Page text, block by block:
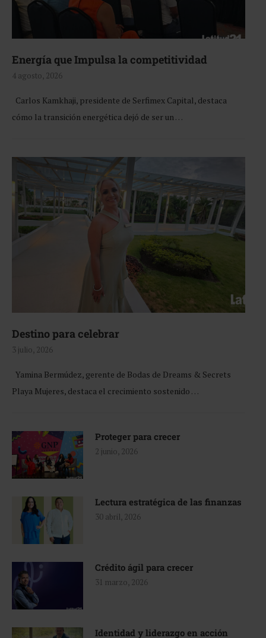
Energía que Impulsa la competitividad
4 agosto, 2026
Carlos Kamkhaji, presidente de Serfimex Capital, destaca
cómo la transición energética dejó de ser un …
Destino para celebrar
3 julio, 2026
Yamina Bermúdez, gerente de Bodas de Dreams & Secrets
Playa Mujeres, destaca el crecimiento sostenido …
Proteger para crecer
2 junio, 2026
Lectura estratégica de las finanzas
30 abril, 2026
Crédito ágil para crecer
31 marzo, 2026
Identidad y liderazgo en acción